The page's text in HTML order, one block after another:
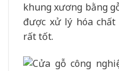
khung xương bằng
được xử lý hóa
rất tốt.